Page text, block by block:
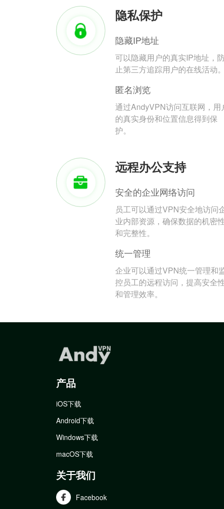
隐私保护
隐藏IP地址
可以隐藏用户的真实IP地址，
止第三方追踪用户的在线活动。
匿名浏览
通过AndyVPN访问互联网，用
的真实身份和位置信息得到保
护。
远程办公支持
安全的企业网络访问
员工可以通过VPN安全地访问
业内部资源，确保数据的机密
和完整性。
统一管理
企业可以通过VPN统一管理和
控员工的远程访问，提高安全
和管理效率。
产品
iOS下载
Android下载
Windows下载
macOS下载
关于我们
Facebook